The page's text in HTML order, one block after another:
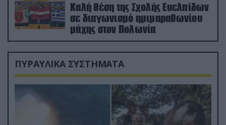
Καλή θέση της Σχολής Ευελπίδων
σε διαγωνισμό ημιμαραθωνίου
μάχης στον Πολωνία
ΠΥΡΑΥΛΙΚΑ ΣΥΣΤΗΜΑΤΑ